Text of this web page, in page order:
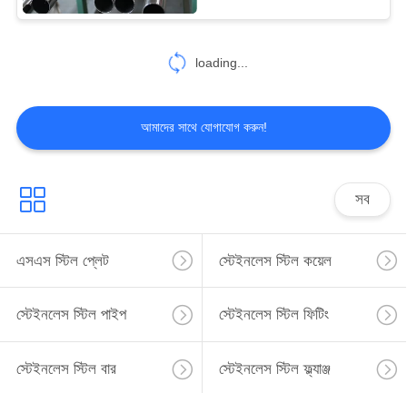
খাদ ইস্পাত কয়েল
12
খাদ ইস্পাত পাইপ
19
loading...
আমাদের সাথে যোগাযোগ করুন!
সব
এসএস স্টিল প্লেট স্টেইনলেস স্টিল কয়েল
স্টেইনলেস স্টিল পাইপ স্টেইনলেস স্টিল ফিটিং
স্টেইনলেস স্টিল বার স্টেইনলেস স্টিল ফ্ল্যাঞ্জ